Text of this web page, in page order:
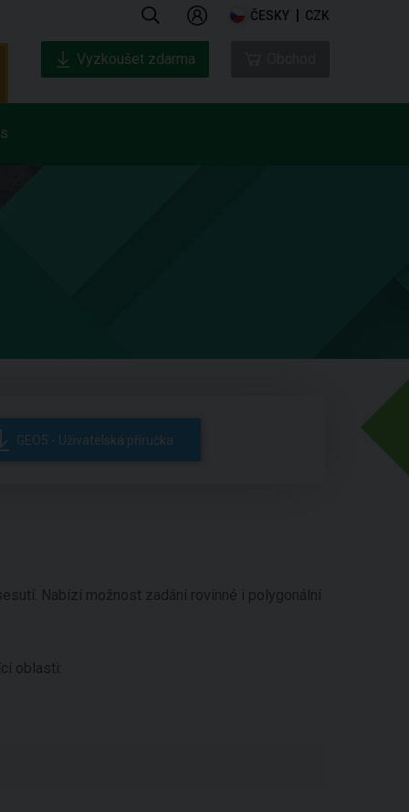
ČESKY CZK
Vyzkoušet zdarma
GEO5 - Uživatelská příručka
Nabízí možnost zadání rovinné i polygonální
oblasti: